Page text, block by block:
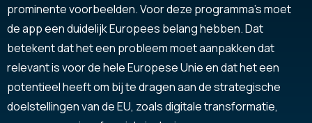
prominente voorbeelden. Voor deze programma’s moet
de app een duidelijk Europees belang hebben. Dat
betekent dat het een probleem moet aanpakken dat
relevant is voor de hele Europese Unie en dat het een
potentieel heeft om bij te dragen aan de strategische
doelstellingen van de EU, zoals digitale transformatie,